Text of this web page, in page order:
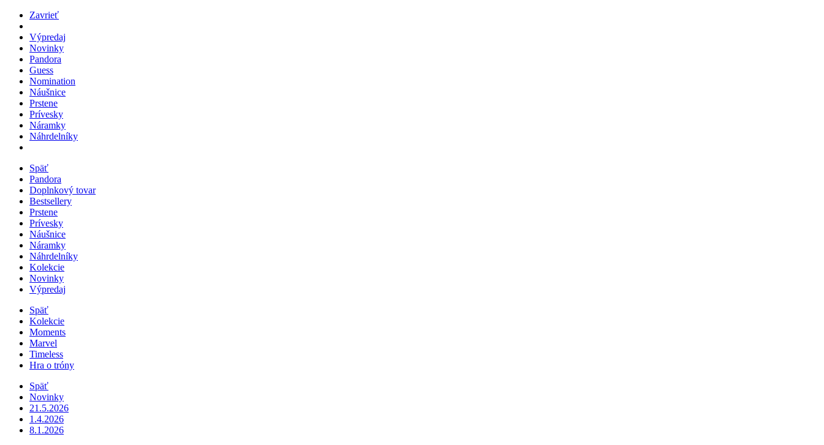
Zavrieť
Výpredaj
Novinky
Pandora
Guess
Nomination
Náušnice
Prstene
Prívesky
Náramky
Náhrdelníky
Späť
Pandora
Doplnkový tovar
Bestsellery
Prstene
Prívesky
Náušnice
Náramky
Náhrdelníky
Kolekcie
Novinky
Výpredaj
Späť
Kolekcie
Moments
Marvel
Timeless
Hra o tróny
Späť
Novinky
21.5.2026
1.4.2026
8.1.2026